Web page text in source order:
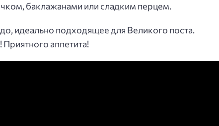
баклажанами или сладким перцем.
идеально подходящее для Великого поста.
аппетита!